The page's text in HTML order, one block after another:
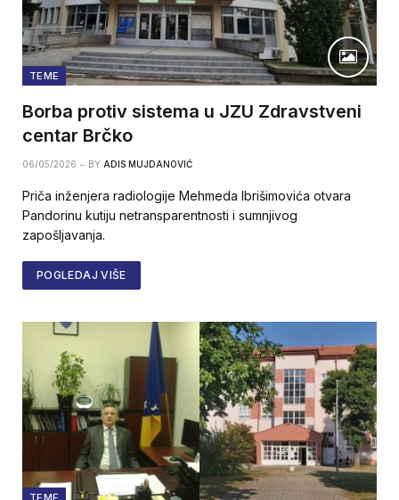
TEME
Borba protiv sistema u JZU Zdravstveni
centar Brčko
06/05/2026 BY ADIS MUJDANOVIĆ
Priča inženjera radiologije Mehmeda Ibrišimovića otvara
Pandorinu kutiju netransparentnosti i sumnjivog
zapošljavanja.
POGLEDAJ VIŠE